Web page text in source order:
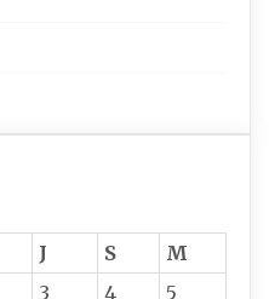
J S
M
3 4
5